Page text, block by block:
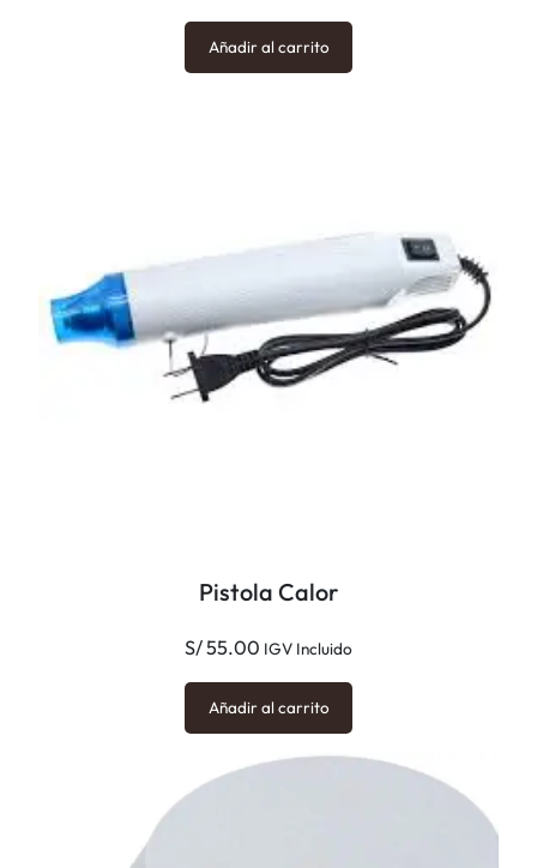
Añadir al carrito
Pistola Calor
S/55.00 IGV Incluido
Añadir al carrito